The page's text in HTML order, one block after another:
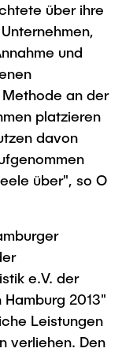
über ihre
und
Methode an der
platzieren
davon
über", so O
e.V. der
2013"
Leistungen
verliehen. Den